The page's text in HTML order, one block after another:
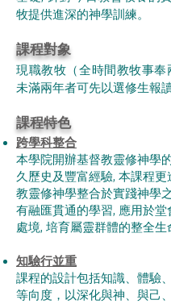
牧提供進深的神學訓練。
課程對象
現職教牧（全時間教牧事奉
未滿兩年者可先以選修生報讀
課程特色​
跨學科整合
本​學院開辦基督教靈修神學
久歷史及豐富經驗, 本課程更
教靈修神學整合於實踐神學
有融匯貫通的學習, 應用於
處境, 培育屬靈群體的整全生
知驗行並重
課程的設計包括知識、體驗
等向度，以深化與神、與己